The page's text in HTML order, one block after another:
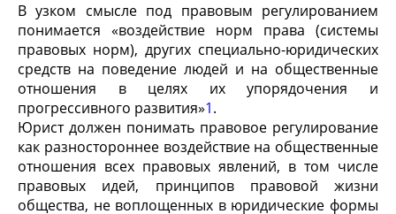
В узком смысле под правовым регулированием
понимается «воздействие норм права (системы
правовых норм), других специально-юридических
средств на поведение людей и на общественные
отношения в целях их упорядочения и
прогрессивного развития»1.
Юрист должен понимать правовое регулирование
как разностороннее воздействие на общественные
отношения всех правовых явлений, в том числе
правовых идей, принципов правовой жизни
общества, не воплощенных в юридические формы